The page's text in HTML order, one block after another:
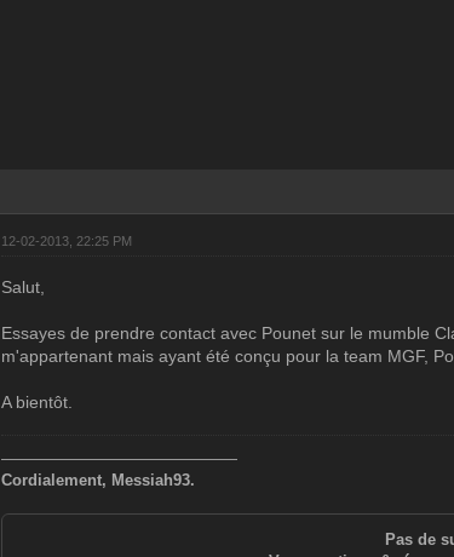
12-02-2013, 22:25 PM
Salut,
Essayes de prendre contact avec Pounet sur le mumble
m'appartenant mais ayant été conçu pour la team MGF,
A bientôt.
———————————————
Cordialement, Messiah93.
Pas de